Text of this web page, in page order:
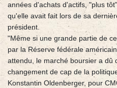
années d'achats d'actifs, "plus
qu'elle avait fait lors de sa
président.
"Même si une grande partie de
par la Réserve fédérale
attendu, le marché boursier a dû
changement de cap de la
Konstantin Oldenberger, pour